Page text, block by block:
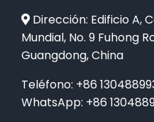
Dirección: Edificio A,
Mundial, No. 9 Fuhong
Guangdong, China
Teléfono: +86
WhatsApp: +86